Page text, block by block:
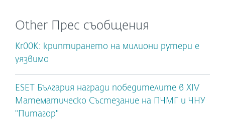
Other Прес съобщения
Kr00K: криптирането на милиони рутери е
уязвимо
ESET България награди победителите в XIV
Математическо Състезание на ПЧМГ и ЧНУ
"Питагор"